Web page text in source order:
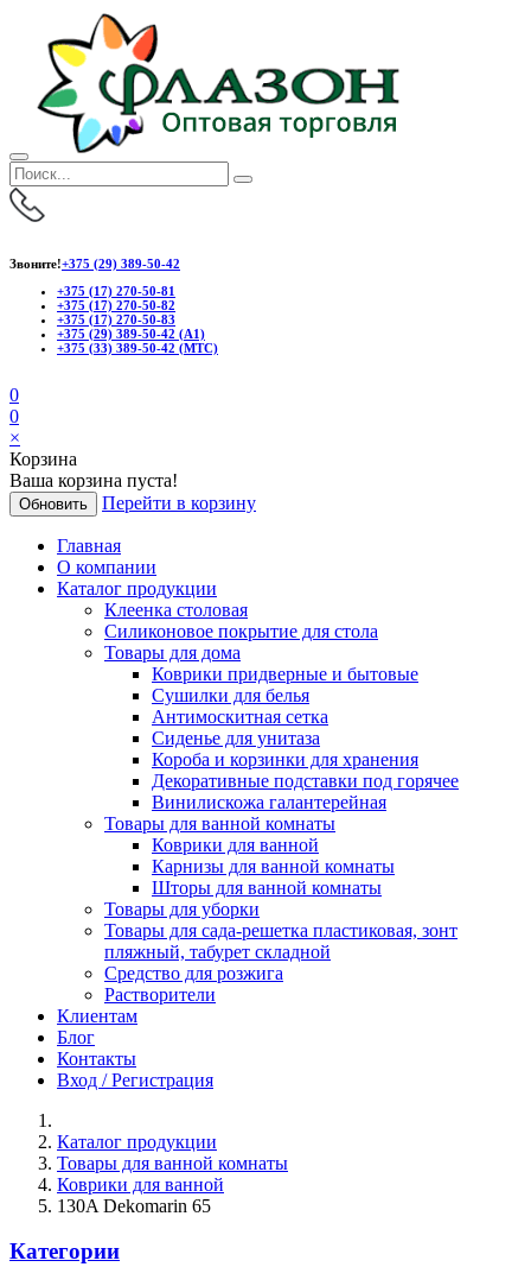
Звоните!+375 (29) 389-50-42
+375 (17) 270-50-81
+375 (17) 270-50-82
+375 (17) 270-50-83
+375 (29) 389-50-42 (А1)
+375 (33) 389-50-42 (МТС)
0
0
×
Корзина
Ваша корзина пуста!
Обновить Перейти в корзину
Главная
О компании
Каталог продукции
Клеенка столовая
Силиконовое покрытие для стола
Товары для дома
Коврики придверные и бытовые
Сушилки для белья
Антимоскитная сетка
Сиденье для унитаза
Короба и корзинки для хранения
Декоративные подставки под горячее
Винилискожа галантерейная
Товары для ванной комнаты
Коврики для ванной
Карнизы для ванной комнаты
Шторы для ванной комнаты
Товары для уборки
Товары для сада-решетка пластиковая, зонт
пляжный, табурет складной
Средство для розжига
Растворители
Клиентам
Блог
Контакты
Вход / Регистрация
Каталог продукции
Товары для ванной комнаты
Коврики для ванной
130A Dekomarin 65
Категории